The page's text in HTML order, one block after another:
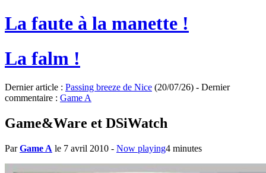
La faute à la manette !
La falm !
Dernier article : Passing breeze de Nice (20/07/26) - Dernier
commentaire : Game A
Game&Ware et DSiWatch
ParGame A le 7 avril 2010 - Now playing4 minutes